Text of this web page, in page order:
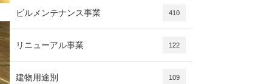
ビルメンテナンス事業 410
リニューアル事業 122
建物用途別 109